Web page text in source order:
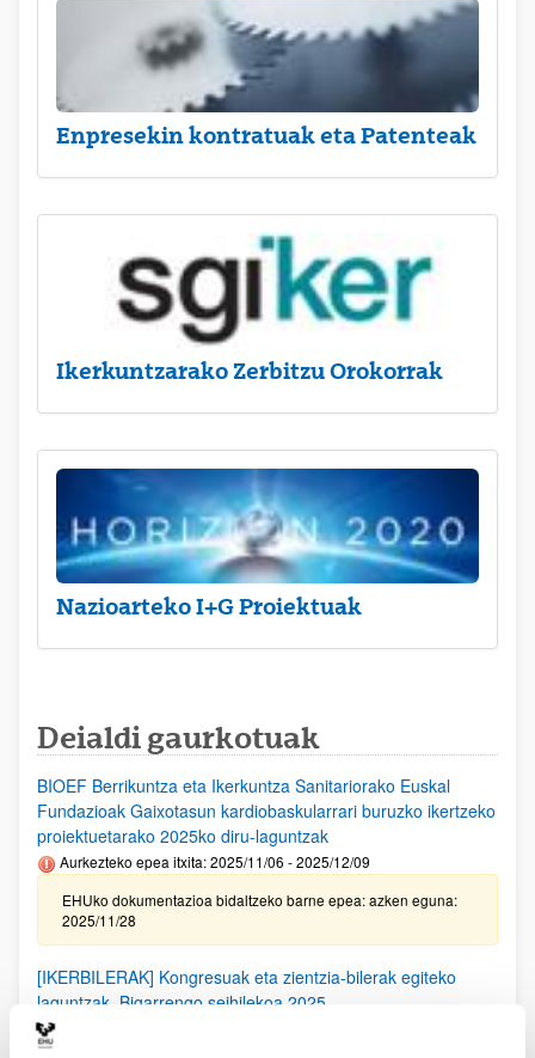
Enpresekin kontratuak eta Patenteak
Ikerkuntzarako Zerbitzu Orokorrak
Nazioarteko I+G Proiektuak
Deialdi gaurkotuak
BIOEF Berrikuntza eta Ikerkuntza Sanitariorako Euskal
Fundazioak Gaixotasun kardiobaskularrari buruzko ikertzeko
proiektuetarako 2025ko diru-laguntzak
Aurkezteko epea itxita: 2025/11/06 - 2025/12/09
EHUko dokumentazioa bidaltzeko barne epea: azken eguna:
2025/11/28
[IKERBILERAK] Kongresuak eta zientzia-bilerak egiteko
laguntzak. Bigarrengo seihilekoa 2025
2025/09/25)